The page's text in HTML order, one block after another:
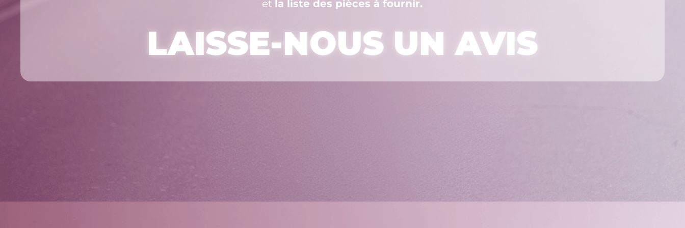
et la liste des pièces à fournir.